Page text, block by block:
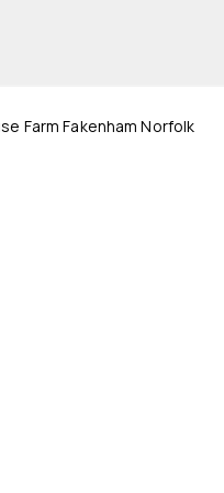
Farm Fakenham Norfolk